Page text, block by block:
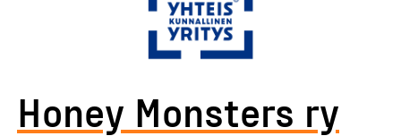
Honey Monsters ry